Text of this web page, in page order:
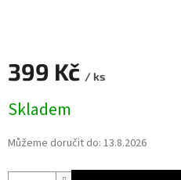
399 Kč / ks
cena:
Skladem
Můžeme doručit do: 13.8.2026